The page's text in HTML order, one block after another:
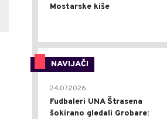
Mostarske kiše
NAVIJAČI
24.07.2026.
Fudbaleri UNA Štrasena
šokirano gledali Grobare: